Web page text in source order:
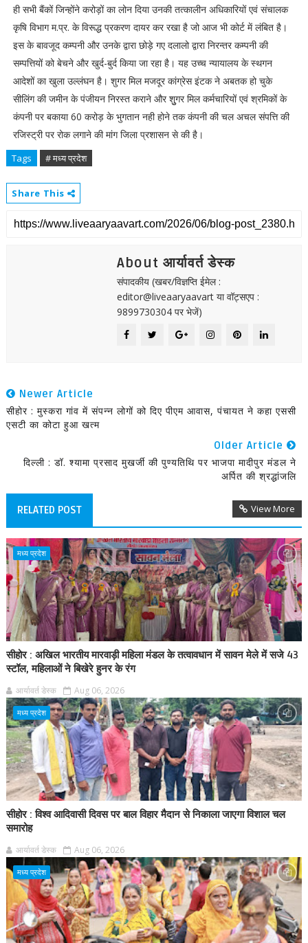
ही सभी बैंकों जिन्होंने करोड़ों का लोन दिया उनकी तत्कालीन अधिकारियों एवं संचालक
कृषि विभाग म.प्र. के विरूद्ध प्रकरण दायर कर रखा है जो आज भी कोर्ट में लंबित है।
इस के बावजूद कम्पनी और उनके द्वारा छोड़े गए दलालो द्वारा निरन्तर कम्पनी की
सम्पत्तियों को बेचने और खुर्द-बुर्द किया जा रहा है। यह उच्च न्यायालय के स्थगन
आदेशों का खुला उल्लंघन है। शुगर मिल मजदूर कांग्रेस इंटक ने अबतक हो चुके
सीलिंग की जमीन के पंजीयन निरस्त कराने और शुुगर मिल कर्मचारियों एवं श्रमिकों के
कंपनी पर बकाया 60 करोड़ के भुगतान नही होने तक कंपनी की चल अचल संपत्ति की
रजिस्ट्री पर रोक लगाने की मांग जिला प्रशासन से की है।
Tags # मध्य प्रदेश
Share This
About आर्यावर्त डेस्क
संपादकीय (खबर/विज्ञप्ति ईमेल :
editor@liveaaryaavart या वॉट्सएप :
9899730304 पर भेजें)
Newer Article
सीहोर : मुस्करा गांव में संपन्न लोगों को दिए पीएम आवास, पंचायत ने कहा एससी
एसटी का कोटा हुआ खत्म
Older Article
दिल्ली : डॉ. श्यामा प्रसाद मुखर्जी की पुण्यतिथि पर भाजपा मादीपुर मंडल ने
अर्पित की श्रद्धांजलि
RELATED POST View More
मध्य प्रदेश
सीहोर : अखिल भारतीय मारवाड़ी महिला मंडल के तत्वावधान में सावन मेले में सजे 43
स्टॉल, महिलाओं ने बिखेरे हुनर के रंग
आर्यावर्त डेस्क Aug 06, 2026
मध्य प्रदेश
सीहोर : विश्व आदिवासी दिवस पर बाल विहार मैदान से निकाला जाएगा विशाल चल
समारोह
आर्यावर्त डेस्क Aug 06, 2026
मध्य प्रदेश